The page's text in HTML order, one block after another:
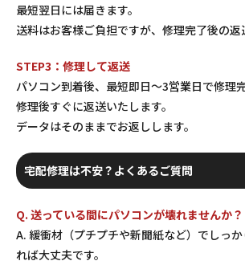
最短翌日には届きます。
送料はお客様ご負担ですが、修理完了後の返
STEP3：修理して返送
パソコン到着後、最短即日〜3営業日で修理完
修理後すぐに返送いたします。
データはそのままでお返しします。
宅配修理は不安？よくあるご質問
Q. 送っている間にパソコンが壊れませんか？
A. 緩衝材（プチプチや新聞紙など）でしっ
れば大丈夫です。